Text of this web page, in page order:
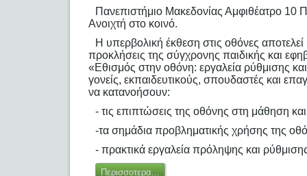
Πανεπιστήμιο Μακεδονίας Αμφιθέατρο
Ανοιχτή στο κοινό.
Η υπερβολική έκθεση στις οθόνες αποτελεί
προκλήσεις της σύγχρονης παιδικής και
«Εθισμός στην οθόνη: εργαλεία ρύθμισης
γονείς, εκπαιδευτικούς, σπουδαστές και
να κατανοήσουν:
- τις επιπτώσεις της οθόνης στη μάθηση
-τα σημάδια προβληματικής χρήσης της
- πρακτικά εργαλεία πρόληψης και
Περισσοτερα...